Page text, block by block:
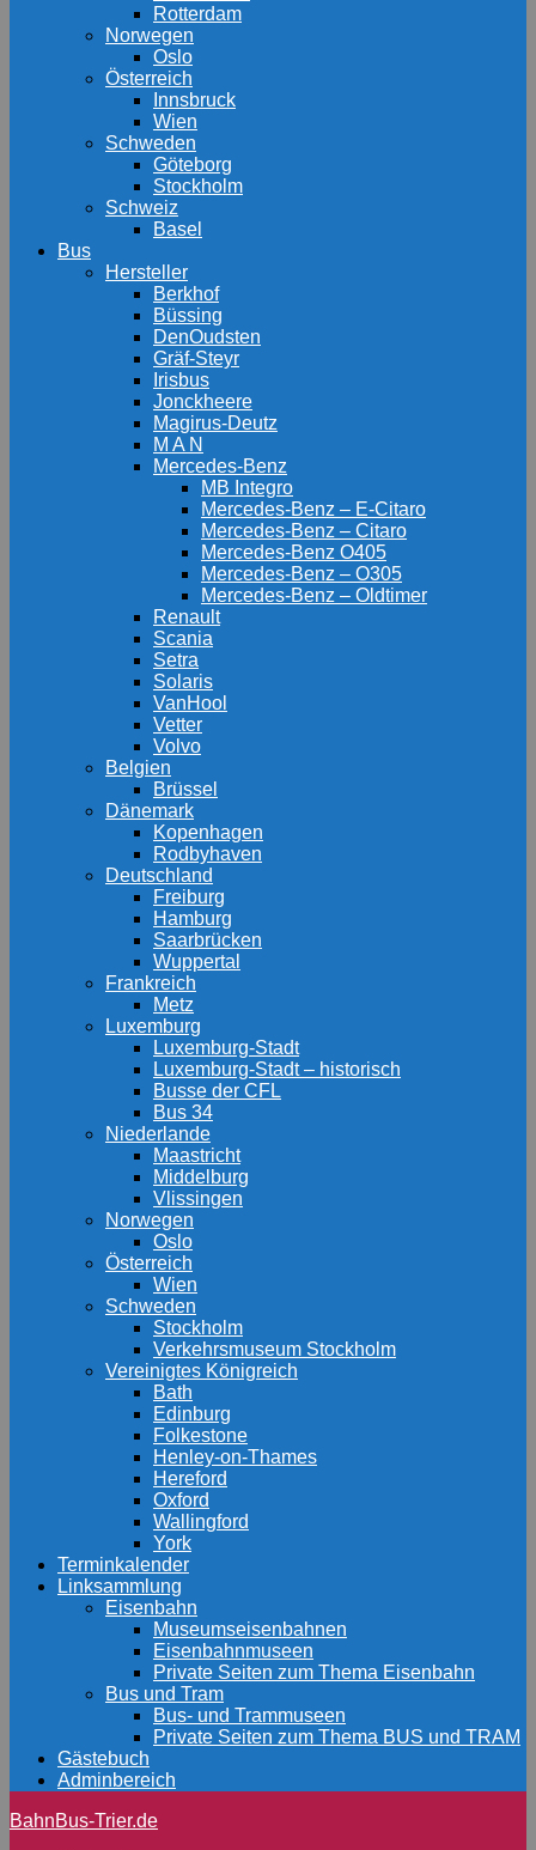
Rotterdam
Norwegen
Oslo
Österreich
Innsbruck
Wien
Schweden
Göteborg
Stockholm
Schweiz
Basel
Bus
Hersteller
Berkhof
Büssing
DenOudsten
Gräf-Steyr
Irisbus
Jonckheere
Magirus-Deutz
M A N
Mercedes-Benz
MB Integro
Mercedes-Benz – E-Citaro
Mercedes-Benz – Citaro
Mercedes-Benz O405
Mercedes-Benz – O305
Mercedes-Benz – Oldtimer
Renault
Scania
Setra
Solaris
VanHool
Vetter
Volvo
Belgien
Brüssel
Dänemark
Kopenhagen
Rodbyhaven
Deutschland
Freiburg
Hamburg
Saarbrücken
Wuppertal
Frankreich
Metz
Luxemburg
Luxemburg-Stadt
Luxemburg-Stadt – historisch
Busse der CFL
Bus 34
Niederlande
Maastricht
Middelburg
Vlissingen
Norwegen
Oslo
Österreich
Wien
Schweden
Stockholm
Verkehrsmuseum Stockholm
Vereinigtes Königreich
Bath
Edinburg
Folkestone
Henley-on-Thames
Hereford
Oxford
Wallingford
York
Terminkalender
Linksammlung
Eisenbahn
Museumseisenbahnen
Eisenbahnmuseen
Private Seiten zum Thema Eisenbahn
Bus und Tram
Bus- und Trammuseen
Private Seiten zum Thema BUS und TRAM
Gästebuch
Adminbereich
BahnBus-Trier.de